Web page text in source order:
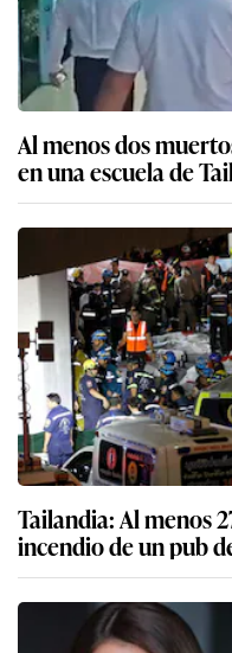
Al menos dos
en una escuela de
Tailandia: Al menos
incendio de un pub